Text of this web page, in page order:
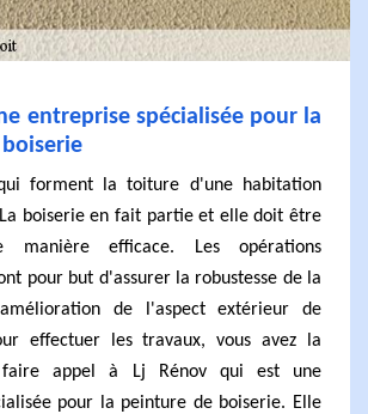
entreprise spécialisée pour la
forment la toiture d'une habitation
boiserie en fait partie et elle doit être
manière efficace. Les opérations
pour but d'assurer la robustesse de la
de l'aspect extérieur de
effectuer les travaux, vous avez la
faire appel à Lj Rénov qui est une
pour la peinture de boiserie. Elle